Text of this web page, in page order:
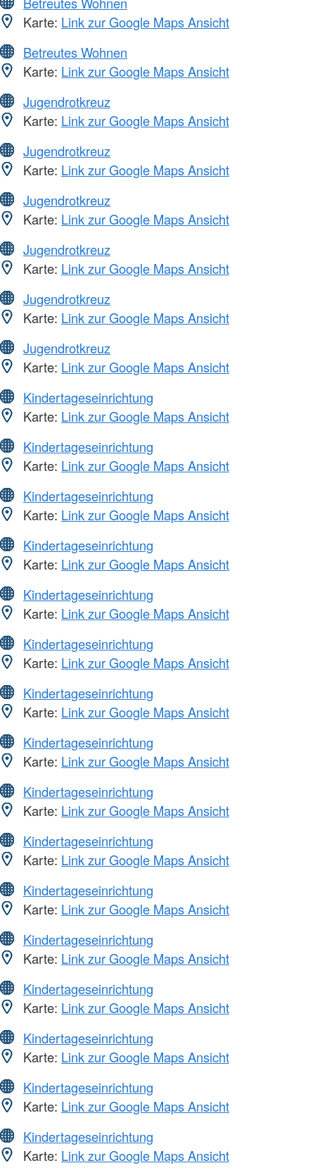
Karte: Link zur Google Maps Ansicht
Betreutes Wohnen
Karte: Link zur Google Maps Ansicht
Jugendrotkreuz
Karte: Link zur Google Maps Ansicht
Jugendrotkreuz
Karte: Link zur Google Maps Ansicht
Jugendrotkreuz
Karte: Link zur Google Maps Ansicht
Jugendrotkreuz
Karte: Link zur Google Maps Ansicht
Jugendrotkreuz
Karte: Link zur Google Maps Ansicht
Jugendrotkreuz
Karte: Link zur Google Maps Ansicht
Kindertageseinrichtung
Karte: Link zur Google Maps Ansicht
Kindertageseinrichtung
Karte: Link zur Google Maps Ansicht
Kindertageseinrichtung
Karte: Link zur Google Maps Ansicht
Kindertageseinrichtung
Karte: Link zur Google Maps Ansicht
Kindertageseinrichtung
Karte: Link zur Google Maps Ansicht
Kindertageseinrichtung
Karte: Link zur Google Maps Ansicht
Kindertageseinrichtung
Karte: Link zur Google Maps Ansicht
Kindertageseinrichtung
Karte: Link zur Google Maps Ansicht
Kindertageseinrichtung
Karte: Link zur Google Maps Ansicht
Kindertageseinrichtung
Karte: Link zur Google Maps Ansicht
Kindertageseinrichtung
Karte: Link zur Google Maps Ansicht
Kindertageseinrichtung
Karte: Link zur Google Maps Ansicht
Kindertageseinrichtung
Karte: Link zur Google Maps Ansicht
Kindertageseinrichtung
Karte: Link zur Google Maps Ansicht
Kindertageseinrichtung
Karte: Link zur Google Maps Ansicht
Kindertageseinrichtung
Karte: Link zur Google Maps Ansicht